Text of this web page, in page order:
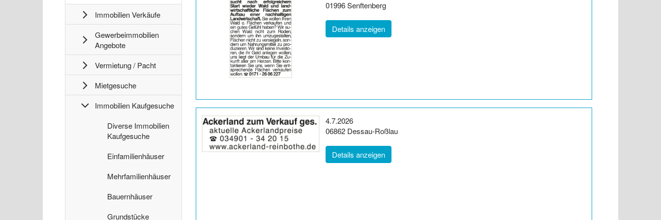
Immobilien Verkäufe
Gewerbeimmobilien
Angebote
Vermietung / Pacht
Mietgesuche
Immobilien Kaufgesuche
I
m
o
i
i
n
Diverse Immobilien
Kaufgesuche
I
m
b
l
Einfamilienhäuser
I
m
b
Mehrfamilienhäuser
I
m
Bauernhäuser
IGrundstücke
Postleitzahl:
01996 Ort:
Senftenberg
Details anzeigen(ID: 2064329)
Anzeige
2057785
anzeigen
Erscheinungsdatum:
4.7.2026
Postleitzahl:
06862 Ort:
Dessau-Roßlau
Details anzeigen(ID: 2057785)